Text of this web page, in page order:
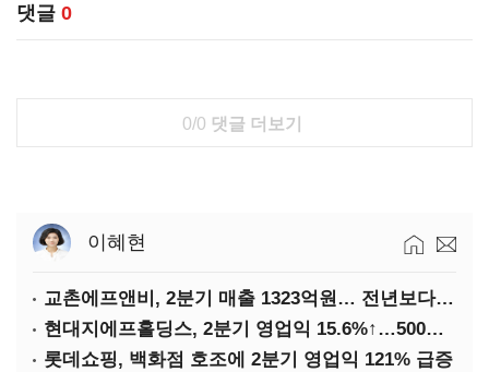
댓글 0
0/0 댓글 더보기
이혜현
교촌에프앤비, 2분기 매출 1323억원… 전년보다 4.9%↑
현대지에프홀딩스, 2분기 영업익 15.6%↑…500억 규모 자사주 매입
롯데쇼핑, 백화점 호조에 2분기 영업익 121% 급증